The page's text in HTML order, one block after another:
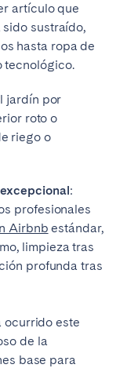
artículo que
sustraído,
hasta ropa de
tecnológico.
jardín por
roto o
riego o
:
profesionales
Airbnb estándar,
limpieza tras
profunda tras
ocurrido este
de la
base para